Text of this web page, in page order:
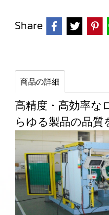
Share
商品の詳細
高精度・高効率な
らゆる製品の品質